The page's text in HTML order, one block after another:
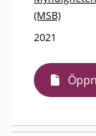
(MSB)
2021